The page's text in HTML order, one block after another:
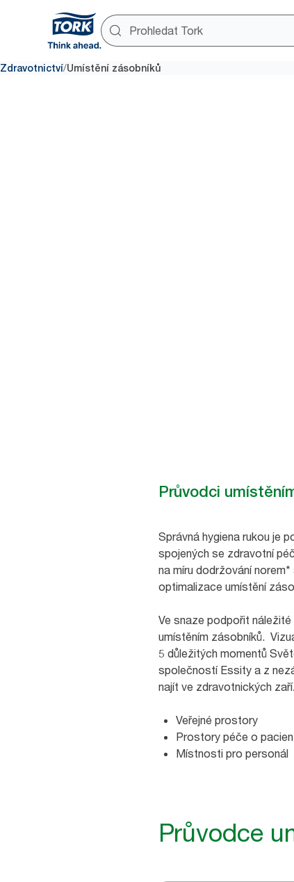
Zdravotnictví/Umístění zásobníků
Průvodci
Správná hygiena rukou je
spojených se zdravotní
na míru dodržování
optimalizace umístění
Ve snaze podpořit
umístěním zásobníků.
5 důležitých momentů
společností Essity a z
najít ve zdravotnických
Veřejné prostory
Prostory péče o
Místnosti pro personál
Průvodce